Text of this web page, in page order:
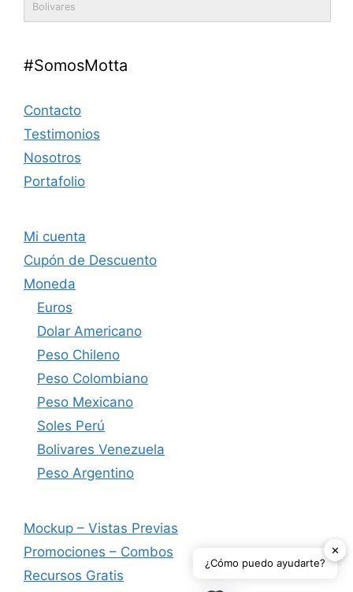
Bolivares
#SomosMotta
Contacto
Testimonios
Nosotros
Portafolio
Mi cuenta
Cupón de Descuento
Moneda
Euros
Dolar Americano
Peso Chileno
Peso Colombiano
Peso Mexicano
Soles Perú
Bolivares Venezuela
Peso Argentino
Mockup – Vistas Previas
Promociones – Combos
Recursos Gratis
✕
¿Cómo puedo ayudarte?